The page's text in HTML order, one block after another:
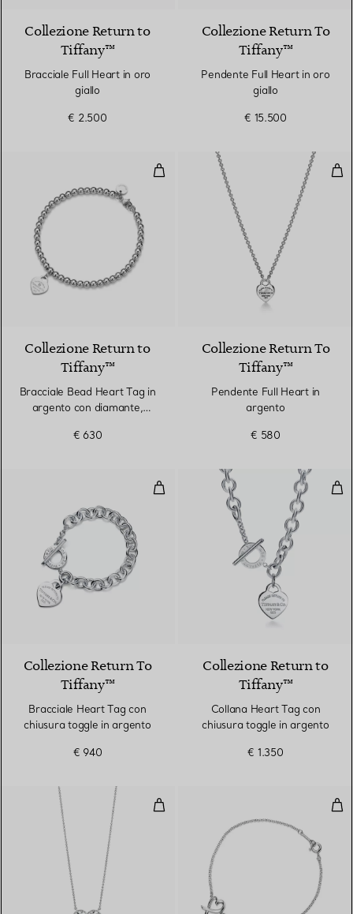
Collezione Return to
Tiffany™
Bracciale Full Heart in oro
giallo
€ 2.500
Collezione Return To
Tiffany™
Pendente Full Heart in oro
giallo
€ 15.500
Bracciale Bead Heart Tag in
3 Colori
Collezione Return to
Tiffany™
Bracciale Bead Heart Tag in
argento con diamante,
€ 630
Collezione Return To
Tiffany™
Pendente Full Heart in
argento
€ 580
Bracciale Heart Tag con
Collezione Return To
Tiffany™
Bracciale Heart Tag con
chiusura toggle in argento
€ 940
Collezione Return to
Tiffany™
Collana Heart Tag con
chiusura toggle in argento
€ 1.350
Pendente a cuore Olive Leaf